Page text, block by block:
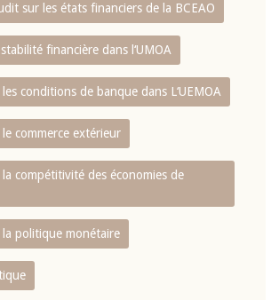
sur les états financiers de la BCEAO
financière dans l‘UMOA
conditions de banque dans L‘UEMOA
commerce extérieur
compétitivité des économies de
politique monétaire